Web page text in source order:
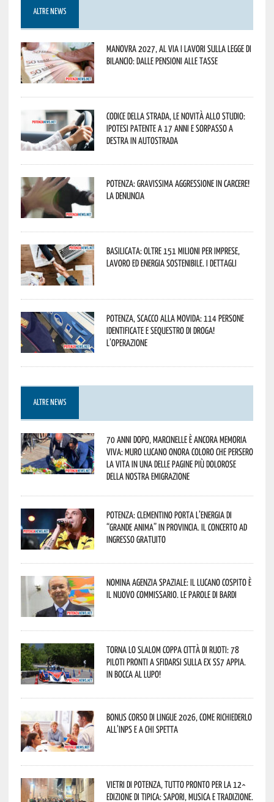
ALTRE NEWS
Manovra 2027, al via i lavori sulla Legge di
Bilancio: dalle pensioni alle tasse
Codice della strada, le novità allo studio:
ipotesi patente a 17 anni e sorpasso a
destra in autostrada
Potenza: gravissima aggressione in Carcere!
La denuncia
Basilicata: oltre 151 milioni per imprese,
lavoro ed energia sostenibile. I dettagli
Potenza, scacco alla movida: 114 persone
identificate e sequestro di droga!
L’operazione
ALTRE NEWS
70 anni dopo, Marcinelle è ancora memoria
viva: Muro Lucano onora coloro che persero
la vita in una delle pagine più dolorose
della nostra emigrazione
Potenza: Clementino porta l’energia di
“Grande Anima” in provincia. Il concerto ad
ingresso gratuito
Nomina Agenzia Spaziale: il lucano Cospito è
il nuovo commissario. Le parole di Bardi
Torna lo Slalom Coppa Città di Ruoti: 78
piloti pronti a sfidarsi sulla ex SS7 Appia.
In bocca al lupo!
Bonus corso di lingue 2026, come richiederlo
all’INPS e a chi spetta
Vietri di Potenza, tutto pronto per la 12^
Edizione di Tipica: sapori, musica e tradizione.